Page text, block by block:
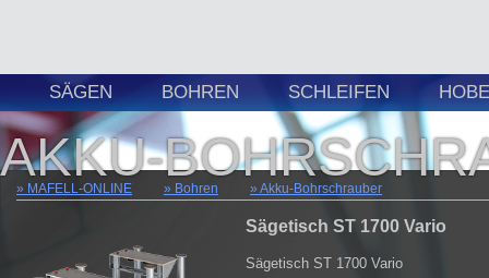
SÄGEN BOHREN SCHLEIFEN
AKKU-
MAFELL-ONLINE Bohren Akku-Bohrschrauber
Sägetisch ST 1700 Vario
Sägetisch ST 1700 Vario